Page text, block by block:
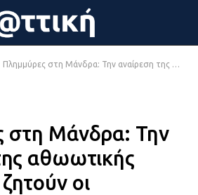
Πλημμύρες στη Μάνδρα: Την αναίρεση της αθωωτικής απόφασης ζητούν οι συγγενείς των θυμάτων
στη Μάνδρα: Την
αθωωτικής
οι